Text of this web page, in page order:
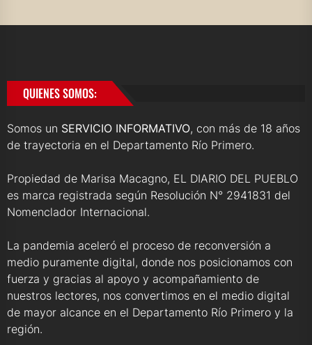
QUIENES SOMOS:
Somos un SERVICIO INFORMATIVO, con más de 18 años
de trayectoria en el Departamento Río Primero.
Propiedad de Marisa Macagno, EL DIARIO DEL PUEBLO
es marca registrada según Resolución N° 2941831 del
Nomenclador Internacional.
La pandemia aceleró el proceso de reconversión a
medio puramente digital, donde nos posicionamos con
fuerza y gracias al apoyo y acompañamiento de
nuestros lectores, nos convertimos en el medio digital
de mayor alcance en el Departamento Río Primero y la
región.